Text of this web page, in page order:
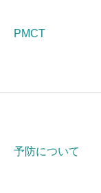
PMCT
予防について